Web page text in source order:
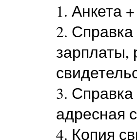
1. Анкета
2.
зарплаты,
3.
адресная
4. Копия